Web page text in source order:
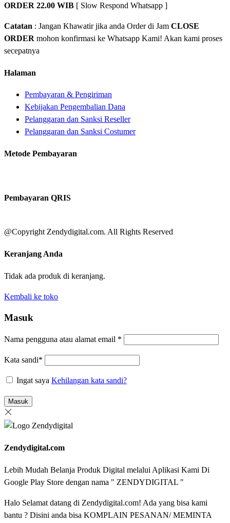
ORDER 22.00 WIB [ Slow Respond Whatsapp ]
Catatan : Jangan Khawatir jika anda Order di Jam CLOSE
ORDER mohon konfirmasi ke Whatsapp Kami! Akan kami proses
secepatnya
Halaman
Pembayaran & Pengiriman
Kebijakan Pengembalian Dana
Pelanggaran dan Sanksi Reseller
Pelanggaran dan Sanksi Costumer
Metode Pembayaran
Pembayaran QRIS
@Copyright Zendydigital.com. All Rights Reserved
Keranjang Anda
Tidak ada produk di keranjang.
Kembali ke toko
Masuk
Nama pengguna atau alamat email *
Kata sandi*
Ingat saya Kehilangan kata sandi?
Masuk
Zendydigital.com
Lebih Mudah Belanja Produk Digital melalui Aplikasi Kami Di
Google Play Store dengan nama " ZENDYDIGITAL "
Halo Selamat datang di Zendydigital.com! Ada yang bisa kami
bantu ? Disini anda bisa KOMPLAIN PESANAN/ MEMINTA